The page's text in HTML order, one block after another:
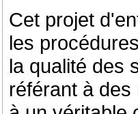
Cet projet
les
la qualité des
référant à